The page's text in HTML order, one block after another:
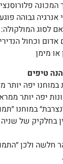
גבוהה
לסוג המולקולה:
וכחול
מימן
הנה טיפים
יפה יותר
יפה יותר
במוחנו
חלשה ולכן